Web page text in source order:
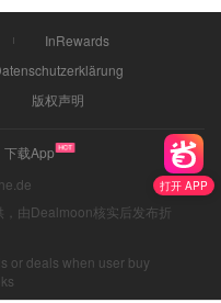
打开 APP
InRewards
版权声明
下载App
由Dealmoon核实后发布折
or deals when user buy